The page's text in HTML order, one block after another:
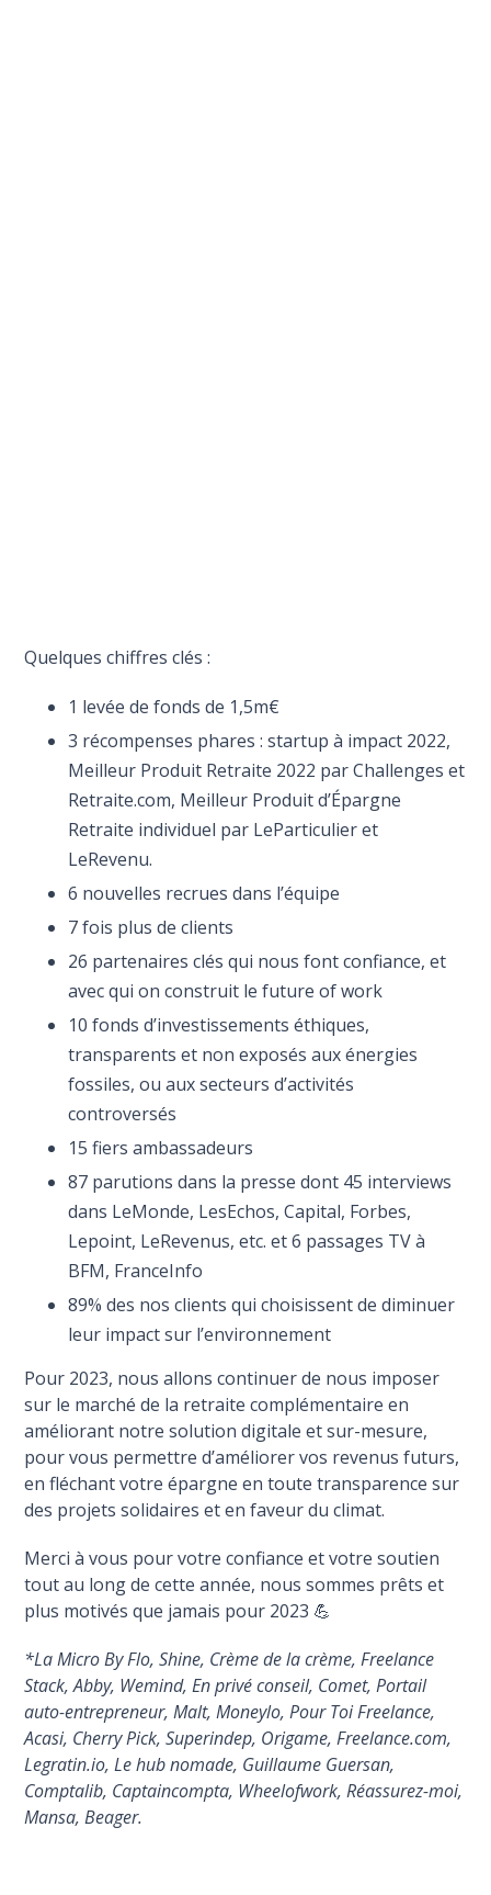
Quelques chiffres clés :
1 levée de fonds de 1,5m€
3 récompenses phares : startup à impact 2022,
Meilleur Produit Retraite 2022 par Challenges et
Retraite.com, Meilleur Produit d’Épargne
Retraite individuel par LeParticulier et
LeRevenu.
6 nouvelles recrues dans l’équipe
7 fois plus de clients
26 partenaires clés qui nous font confiance, et
avec qui on construit le future of work
10 fonds d’investissements éthiques,
transparents et non exposés aux énergies
fossiles, ou aux secteurs d’activités
controversés
15 fiers ambassadeurs
87 parutions dans la presse dont 45 interviews
dans LeMonde, LesEchos, Capital, Forbes,
Lepoint, LeRevenus, etc. et 6 passages TV à
BFM, FranceInfo
89% des nos clients qui choisissent de diminuer
leur impact sur l’environnement
Pour 2023, nous allons continuer de nous imposer
sur le marché de la retraite complémentaire en
améliorant notre solution digitale et sur-mesure,
pour vous permettre d’améliorer vos revenus futurs,
en fléchant votre épargne en toute transparence sur
des projets solidaires et en faveur du climat.
Merci à vous pour votre confiance et votre soutien
tout au long de cette année, nous sommes prêts et
plus motivés que jamais pour 2023 💪
*La Micro By Flo, Shine, Crème de la crème, Freelance
Stack, Abby, Wemind, En privé conseil, Comet, Portail
auto-entrepreneur, Malt, Moneylo, Pour Toi Freelance,
Acasi, Cherry Pick, Superindep, Origame, Freelance.com,
Legratin.io, Le hub nomade, Guillaume Guersan,
Comptalib, Captaincompta, Wheelofwork, Réassurez-moi,
Mansa, Beager.